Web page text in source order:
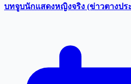
บทจูบนักแสดงหญิงจริง (ข่าวตางปร